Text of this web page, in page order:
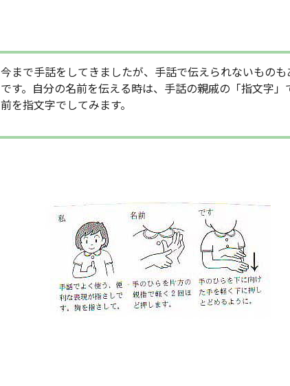
今まで手話をしてきましたが、手話で伝えられないもの
です。自分の名前を伝える時は、手話の親戚の「指文字」
前を指文字でしてみます。